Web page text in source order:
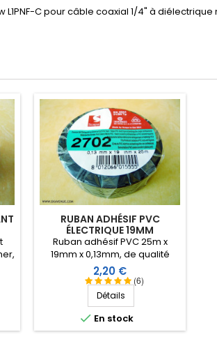
C pour câble coaxial 1/4" à diélectrique
RUBAN ADHÉSIF PVC
ÉLECTRIQUE 19MM
(6)
Ruban adhésif PVC 25m x
19mm x 0,13mm, de qualité
électrique, sans plomb, enduit
d’une masse adhésive
caoutchouc agressive qui
permet notamment de l'étirer
pour mieux l'appliquer.
Température de service de
Prix
2,20 €
Détails
 En stock